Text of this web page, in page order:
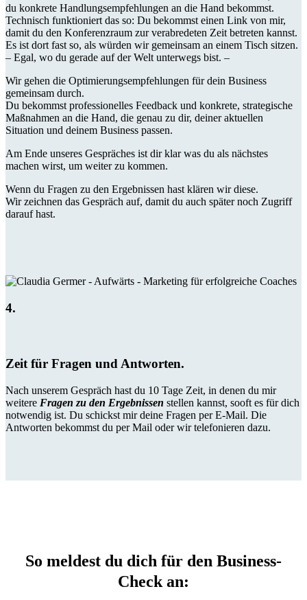
du konkrete Handlungsempfehlungen an die Hand bekommst.
Technisch funktioniert das so: Du bekommst einen Link von mir,
damit du den Konferenzraum zur verabredeten Zeit betreten kannst.
Es ist dort fast so, als würden wir gemeinsam an einem Tisch sitzen.
– Egal, wo du gerade auf der Welt unterwegs bist. –
Wir gehen die Optimierungsempfehlungen für dein Business
gemeinsam durch.
Du bekommst professionelles Feedback und konkrete, strategische
Maßnahmen an die Hand, die genau zu dir, deiner aktuellen
Situation und deinem Business passen.
Am Ende unseres Gespräches ist dir klar was du als nächstes
machen wirst, um weiter zu kommen.
Wenn du Fragen zu den Ergebnissen hast klären wir diese.
Wir zeichnen das Gespräch auf, damit du auch später noch Zugriff
darauf hast.
4.
Zeit für Fragen und Antworten.
Nach unserem Gespräch hast du 10 Tage Zeit, in denen du mir
weitere Fragen zu den Ergebnissen stellen kannst, sooft es für dich
notwendig ist. Du schickst mir deine Fragen per E-Mail. Die
Antworten bekommst du per Mail oder wir telefonieren dazu.
So meldest du dich für den Business-
Check an: